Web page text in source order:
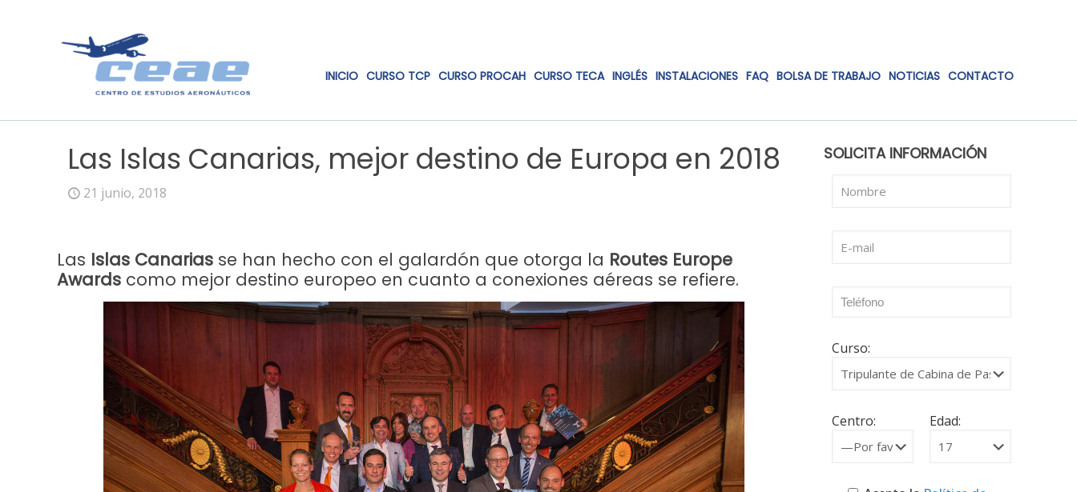
INICIO CURSO TCP CURSO PROCAH CURSO TECA INGLÉS INSTALACIONES FAQ BOLSA DE TRABAJO NOTICIAS CONTACTO
Las Islas Canarias, mejor destino de Europa en 2018
21 junio, 2018
Las Islas Canarias se han hecho con el galardón que otorga la Routes Europe
Awards como mejor destino europeo en cuanto a conexiones aéreas se refiere.
SOLICITA INFORMACIÓN
Curso:
Centro: Edad: